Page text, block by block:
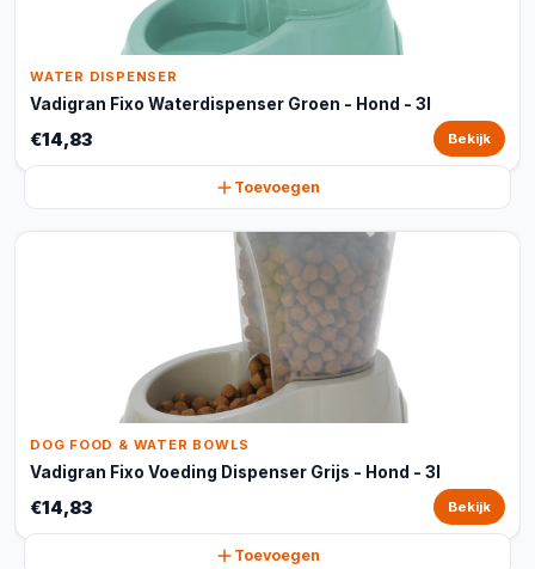
WATER DISPENSER
Vadigran Fixo Waterdispenser Groen - Hond - 3l
€14,83 Bekijk
Toevoegen
DOG FOOD & WATER BOWLS
Vadigran Fixo Voeding Dispenser Grijs - Hond - 3l
€14,83 Bekijk
Toevoegen